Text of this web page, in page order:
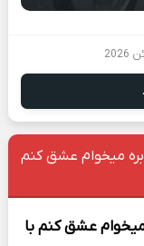
میخوام عشق کنم
عشق کنم با